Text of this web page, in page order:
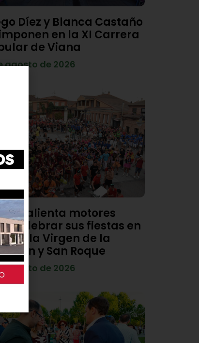
Díez y Blanca Castaño
en la XI Carrera
de Viana
agosto de 2026
calienta motores
celebrar sus fiestas en
a la Virgen de la
y San Roque
agosto de 2026